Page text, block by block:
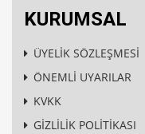
KURUMSAL
ÜYELİK SÖZLEŞMESİ
ÖNEMLİ UYARILAR
KVKK
GİZLİLİK POLİTİKASI